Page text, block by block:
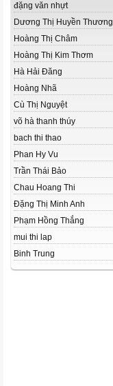
đặng văn nhựt
Dương Thị Huyền Thương
Hoàng Thị Châm
Hoàng Thị Kim Thơm
Hà Hải Đăng
Hoàng Nhã
Cù Thị Nguyệt
võ hà thanh thúy
bach thi thao
Phan Hy Vu
Trần Thái Bảo
Chau Hoang Thi
Đặng Thị Minh Anh
Phạm Hồng Thắng
mui thi lap
Binh Trung